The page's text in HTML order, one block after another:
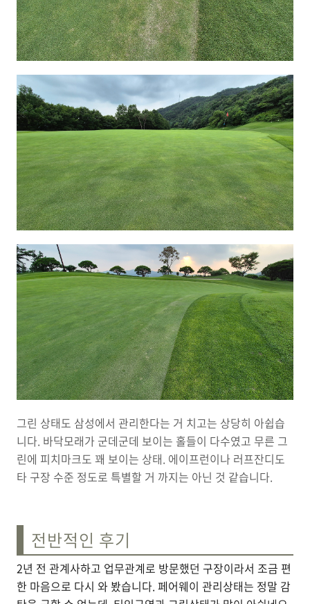
그린 상태도 삼성에서 관리한다는 거 치고는 상당히 아쉽습
니다. 바닥모래가 군데군데 보이는 홀들이 다수였고 무른 그
린에 피치마크도 꽤 보이는 상태. 에이프런이나 러프잔디도
타 구장 수준 정도로 특별할 거 까지는 아닌 것 같습니다.
전반적인 후기
2년 전 관계사하고 업무관계로 방문했던 구장이라서 조금 편
한 마음으로 다시 와 봤습니다. 페어웨이 관리상태는 정말 감